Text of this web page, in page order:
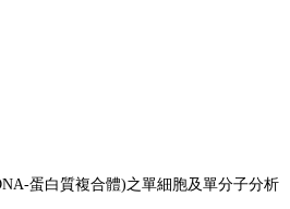
蛋白質複合體)之單細胞及單分子分析